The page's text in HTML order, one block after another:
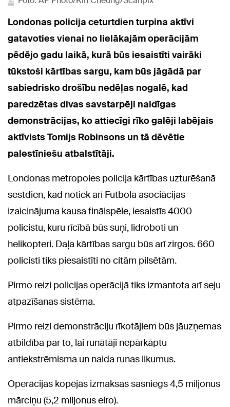
Londonas policija ceturtdien turpina aktīvi
gatavoties vienai no lielākajām operācijām
pēdējo gadu laikā, kurā būs iesaistīti vairāki
tūkstoši kārtības sargu, kam būs jāgādā par
sabiedrisko drošību nedēļas nogalē, kad
paredzētas divas savstarpēji naidīgas
demonstrācijas, ko attiecīgi rīko galēji labējais
aktīvists Tomijs Robinsons un tā dēvētie
palestīniešu atbalstītāji.
Londonas metropoles policija kārtības uzturēšanā
sestdien, kad notiek arī Futbola asociācijas
izaicinājuma kausa finālspēle, iesaistīs 4000
policistu, kuru rīcībā būs suņi, lidroboti un
helikopteri. Daļa kārtības sargu būs arī zirgos. 660
policisti tiks piesaistīti no citām pilsētām.
Pirmo reizi policijas operācijā tiks izmantota arī seju
atpazīšanas sistēma.
Pirmo reizi demonstrāciju rīkotājiem būs jāuzņemas
atbildība par to, lai runātāji nepārkāptu
antiekstrēmisma un naida runas likumus.
Operācijas kopējās izmaksas sasniegs 4,5 miljonus
mārciņu (5,2 miljonus eiro).